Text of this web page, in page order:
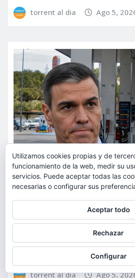
torrent al dia Ago 5,
Los españoles
verano más caro
Gobierno recorta el
torrent al dia Ago 5,
Utilizamos cookies propias y de
funcionamiento de la web, medir su
servicios. Puede aceptar todas las
necesarias o configurar sus
Aceptar todo
Rechazar
Configurar
Para obtener más información, incluido